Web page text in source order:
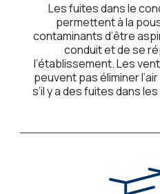
Les fuites dans le
permettent à la
contaminants d’être
conduit et de se
l’établissement. Les
peuvent pas éliminer
s’il y a des fuites dans